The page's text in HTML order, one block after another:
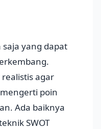
yang dapat
agar
poin
Ada baiknya
SWOT